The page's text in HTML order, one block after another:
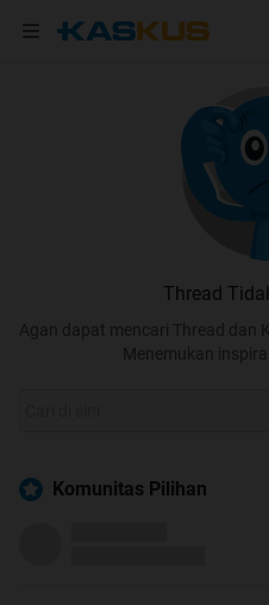
Thread
Agan dapat mencari Thread dan
Menemukan
Komunitas Pilihan